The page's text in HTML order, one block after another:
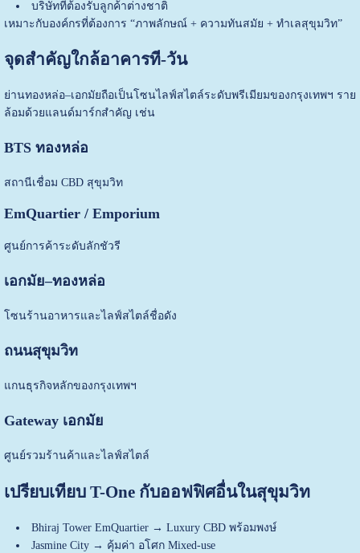
บริษัทที่ต้องรับลูกค้าต่างชาติ
เหมาะกับองค์กรที่ต้องการ “ภาพลักษณ์ + ความทันสมัย + ทำเลสุขุมวิท”
จุดสำคัญใกล้อาคารที-วัน
ย่านทองหล่อ–เอกมัยถือเป็นโซนไลฟ์สไตล์ระดับพรีเมียมของกรุงเทพฯ ราย
ล้อมด้วยแลนด์มาร์กสำคัญ เช่น
BTS ทองหล่อ
สถานีเชื่อม CBD สุขุมวิท
EmQuartier / Emporium
ศูนย์การค้าระดับลักชัวรี
เอกมัย–ทองหล่อ
โซนร้านอาหารและไลฟ์สไตล์ชื่อดัง
ถนนสุขุมวิท
แกนธุรกิจหลักของกรุงเทพฯ
Gateway เอกมัย
ศูนย์รวมร้านค้าและไลฟ์สไตล์
เปรียบเทียบ T-One กับออฟฟิศอื่นในสุขุมวิท
Bhiraj Tower EmQuartier → Luxury CBD พร้อมพงษ์
Jasmine City → คุ้มค่า อโศก Mixed-use